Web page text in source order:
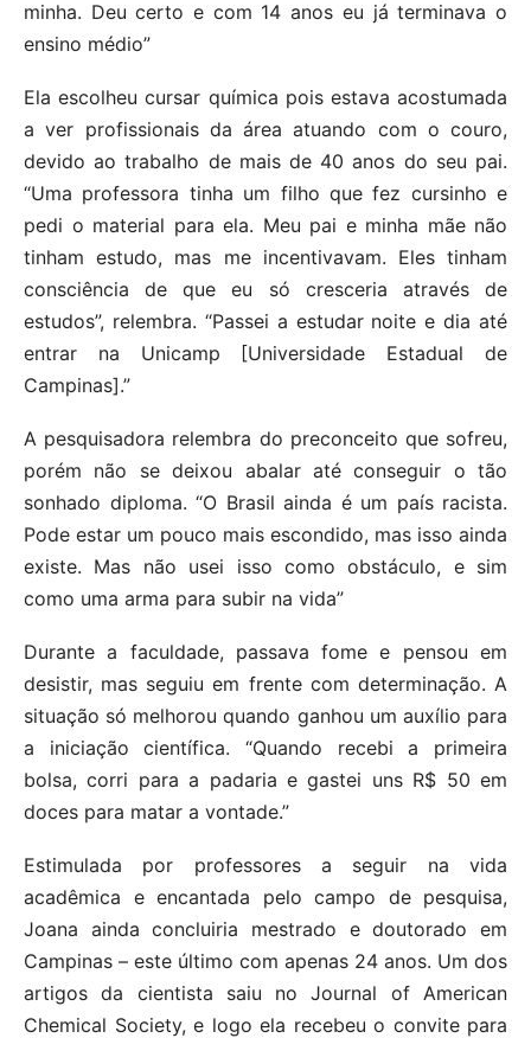
minha. Deu certo e com 14 anos eu já terminava o
ensino médio”
Ela escolheu cursar química pois estava acostumada
a ver profissionais da área atuando com o couro,
devido ao trabalho de mais de 40 anos do seu pai.
“Uma professora tinha um filho que fez cursinho e
pedi o material para ela. Meu pai e minha mãe não
tinham estudo, mas me incentivavam. Eles tinham
consciência de que eu só cresceria através de
estudos”, relembra. “Passei a estudar noite e dia até
entrar na Unicamp [Universidade Estadual de
Campinas].”
A pesquisadora relembra do preconceito que sofreu,
porém não se deixou abalar até conseguir o tão
sonhado diploma. “O Brasil ainda é um país racista.
Pode estar um pouco mais escondido, mas isso ainda
existe. Mas não usei isso como obstáculo, e sim
como uma arma para subir na vida”
Durante a faculdade, passava fome e pensou em
desistir, mas seguiu em frente com determinação. A
situação só melhorou quando ganhou um auxílio para
a iniciação científica. “Quando recebi a primeira
bolsa, corri para a padaria e gastei uns R$ 50 em
doces para matar a vontade.”
Estimulada por professores a seguir na vida
acadêmica e encantada pelo campo de pesquisa,
Joana ainda concluiria mestrado e doutorado em
Campinas – este último com apenas 24 anos. Um dos
artigos da cientista saiu no Journal of American
Chemical Society, e logo ela recebeu o convite para